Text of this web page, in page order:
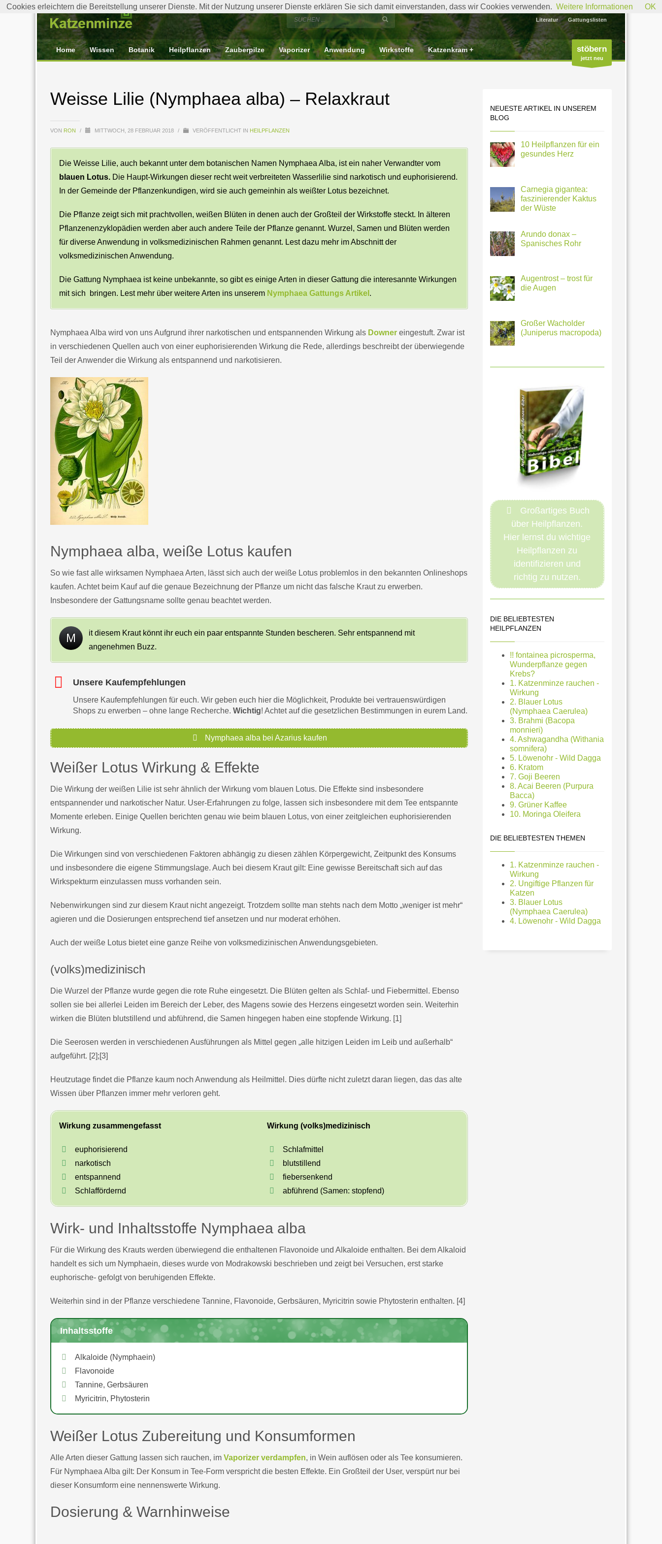
Literatur Gattungslisten
Home Wissen Botanik Heilpflanzen Zauberpilze Vaporizer Anwendung Wirkstoffe Katzenkram + stöbern
jetzt neu
Weisse Lilie (Nymphaea alba) – Relaxkraut
VON RON / MITTWOCH, 28 FEBRUAR 2018 / VERÖFFENTLICHT IN HEILPFLANZEN
Die Weisse Lilie, auch bekannt unter dem botanischen Namen Nymphaea Alba, ist ein naher Verwandter vom
blauen Lotus. Die Haupt-Wirkungen dieser recht weit verbreiteten Wasserlilie sind narkotisch und euphorisierend.
In der Gemeinde der Pflanzenkundigen, wird sie auch gemeinhin als weißter Lotus bezeichnet.
Die Pflanze zeigt sich mit prachtvollen, weißen Blüten in denen auch der Großteil der Wirkstoffe steckt. In älteren
Pflanzenenzyklopädien werden aber auch andere Teile der Pflanze genannt. Wurzel, Samen und Blüten werden
für diverse Anwendung in volksmedizinischen Rahmen genannt. Lest dazu mehr im Abschnitt der
volksmedizinischen Anwendung.
Die Gattung Nymphaea ist keine unbekannte, so gibt es einige Arten in dieser Gattung die interesannte Wirkungen
mit sich bringen. Lest mehr über weitere Arten ins unserem Nymphaea Gattungs Artikel .
Nymphaea Alba wird von uns Aufgrund ihrer narkotischen und entspannenden Wirkung als Downer eingestuft. Zwar ist
in verschiedenen Quellen auch von einer euphorisierenden Wirkung die Rede, allerdings beschreibt der überwiegende
Teil der Anwender die Wirkung als entspannend und narkotisieren.
Nymphaea alba, weiße Lotus kaufen
So wie fast alle wirksamen Nymphaea Arten, lässt sich auch der weiße Lotus problemlos in den bekannten Onlineshops
kaufen. Achtet beim Kauf auf die genaue Bezeichnung der Pflanze um nicht das falsche Kraut zu erwerben.
Insbesondere der Gattungsname sollte genau beachtet werden.
M
it diesem Kraut könnt ihr euch ein paar entspannte Stunden bescheren. Sehr entspannend mit
angenehmen Buzz.
Unsere Kaufempfehlungen
Unsere Kaufempfehlungen für euch. Wir geben euch hier die Möglichkeit, Produkte bei vertrauenswürdigen
Shops zu erwerben – ohne lange Recherche. Wichtig! Achtet auf die gesetzlichen Bestimmungen in eurem Land.
Nymphaea alba bei Azarius kaufen
Weißer Lotus Wirkung & Effekte
Die Wirkung der weißen Lilie ist sehr ähnlich der Wirkung vom blauen Lotus. Die Effekte sind insbesondere
entspannender und narkotischer Natur. User-Erfahrungen zu folge, lassen sich insbesondere mit dem Tee entspannte
Momente erleben. Einige Quellen berichten genau wie beim blauen Lotus, von einer zeitgleichen euphorisierenden
Wirkung.
Die Wirkungen sind von verschiedenen Faktoren abhängig zu diesen zählen Körpergewicht, Zeitpunkt des Konsums
und insbesondere die eigene Stimmungslage. Auch bei diesem Kraut gilt: Eine gewisse Bereitschaft sich auf das
Wirkspekturm einzulassen muss vorhanden sein.
Nebenwirkungen sind zur diesem Kraut nicht angezeigt. Trotzdem sollte man stehts nach dem Motto „weniger ist mehr“
agieren und die Dosierungen entsprechend tief ansetzen und nur moderat erhöhen.
Auch der weiße Lotus bietet eine ganze Reihe von volksmedizinischen Anwendungsgebieten.
(volks)medizinisch
Die Wurzel der Pflanze wurde gegen die rote Ruhe eingesetzt. Die Blüten gelten als Schlaf- und Fiebermittel. Ebenso
sollen sie bei allerlei Leiden im Bereich der Leber, des Magens sowie des Herzens eingesetzt worden sein. Weiterhin
wirken die Blüten blutstillend und abführend, die Samen hingegen haben eine stopfende Wirkung. [1]
Die Seerosen werden in verschiedenen Ausführungen als Mittel gegen „alle hitzigen Leiden im Leib und außerhalb“
aufgeführt. [2];[3]
Heutzutage findet die Pflanze kaum noch Anwendung als Heilmittel. Dies dürfte nicht zuletzt daran liegen, das das alte
Wissen über Pflanzen immer mehr verloren geht.
Wirkung zusammengefasst
euphorisierend
narkotisch
entspannend
Schlaffördernd
Wirkung (volks)medizinisch
Schlafmittel
blutstillend
fiebersenkend
abführend (Samen: stopfend)
Wirk- und Inhaltsstoffe Nymphaea alba
Für die Wirkung des Krauts werden überwiegend die enthaltenen Flavonoide und Alkaloide enthalten. Bei dem Alkaloid
handelt es sich um Nymphaein, dieses wurde von Modrakowski beschrieben und zeigt bei Versuchen, erst starke
euphorische- gefolgt von beruhigenden Effekte.
Weiterhin sind in der Pflanze verschiedene Tannine, Flavonoide, Gerbsäuren, Myricitrin sowie Phytosterin enthalten. [4]
Inhaltsstoffe
Alkaloide (Nymphaein)
Flavonoide
Tannine, Gerbsäuren
Myricitrin, Phytosterin
Weißer Lotus Zubereitung und Konsumformen
Alle Arten dieser Gattung lassen sich rauchen, im Vaporizer verdampfen, in Wein auflösen oder als Tee konsumieren.
Für Nymphaea Alba gilt: Der Konsum in Tee-Form verspricht die besten Effekte. Ein Großteil der User, verspürt nur bei
dieser Konsumform eine nennenswerte Wirkung.
Dosierung & Warnhinweise
NEUESTE ARTIKEL IN UNSEREM
BLOG
10 Heilpflanzen für ein
gesundes Herz
Carnegia gigantea:
faszinierender Kaktus
der Wüste
Arundo donax –
Spanisches Rohr
Augentrost – trost für
die Augen
Großer Wacholder
(Juniperus macropoda)
Großartiges Buch
über Heilpflanzen.
Hier lernst du wichtige
Heilpflanzen zu
identifizieren und
richtig zu nutzen.
DIE BELIEBTESTEN
HEILPFLANZEN
!! fontainea picrosperma,
Wunderpflanze gegen
Krebs?
1. Katzenminze rauchen -
Wirkung
2. Blauer Lotus
(Nymphaea Caerulea)
3. Brahmi (Bacopa
monnieri)
4. Ashwagandha (Withania
somnifera)
5. Löwenohr - Wild Dagga
6. Kratom
7. Goji Beeren
8. Acai Beeren (Purpura
Bacca)
9. Grüner Kaffee
10. Moringa Oleifera
DIE BELIEBTESTEN THEMEN
1. Katzenminze rauchen -
Wirkung
2. Ungiftige Pflanzen für
Katzen
3. Blauer Lotus
(Nymphaea Caerulea)
4. Löwenohr - Wild Dagga
Cookies erleichtern die Bereitstellung unserer Dienste. Mit der Nutzung unserer Dienste erklären Sie sich damit einverstanden, dass wir Cookies verwenden. Weitere Informationen OK